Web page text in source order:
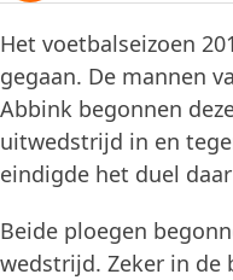
Het voetbalseizoen
gegaan. De mannen
Abbink begonnen
uitwedstrijd in en
eindigde het duel
Beide ploegen
wedstrijd. Zeker in de